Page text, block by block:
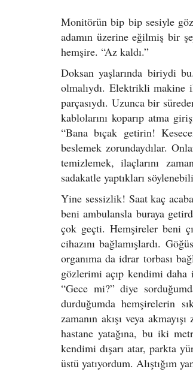
Monitörün bip bip sesiyle
adamın üzerine eğilmiş bir
hemşire. “Az kaldı.”
Doksan yaşlarında biriydi
olmalıydı. Elektrikli makine
parçasıydı. Uzunca bir
kablolarını koparıp atma
“Bana bıçak getirin!
beslemek zorundaydılar.
temizlemek, ilaçlarını
sadakatle yaptıkları
Yine sessizlik! Saat kaç
beni ambulansla buraya
çok geçti. Hemşireler beni
cihazını bağlamışlardı.
organıma da idrar torbası
gözlerimi açıp kendimi
“Gece mi?” diye
durduğumda hemşirelerin
zamanın akışı veya
hastane yatağına, bu iki
kendimi dışarı atar, parkta
üstü yatıyordum. Alıştığım